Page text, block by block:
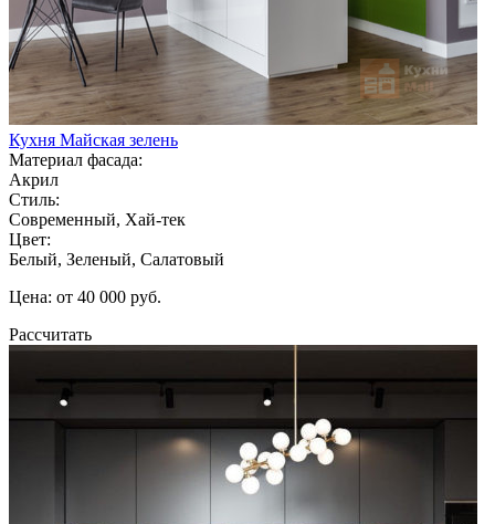
Кухня Майская зелень
Материал фасада:
Акрил
Стиль:
Современный, Хай-тек
Цвет:
Белый, Зеленый, Салатовый
Цена: от 40 000 руб.
Рассчитать